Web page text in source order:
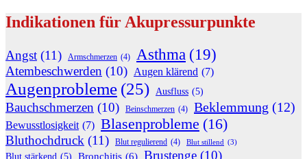
Indikationen für Akupressurpunkte
Angst (11) Armschmerzen (4) Asthma (19)
Atembeschwerden (10) Augen klärend (7)
Augenprobleme (25) Ausfluss (5)
Bauchschmerzen (10) Beinschmerzen (4) Beklemmung (12)
Bewusstlosigkeit (7) Blasenprobleme (16)
Bluthochdruck (11) Blut regulierend (4) Blut stillend (3)
Blut stärkend (5) Bronchitis (6) Brustenge (10)